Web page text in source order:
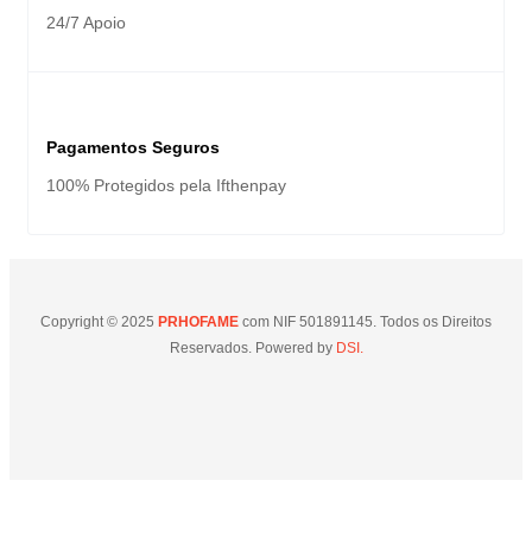
24/7 Apoio
Pagamentos Seguros
100% Protegidos pela Ifthenpay
Copyright © 2025 PRHOFAME com NIF 501891145. Todos os Direitos
Reservados. Powered byDSI.